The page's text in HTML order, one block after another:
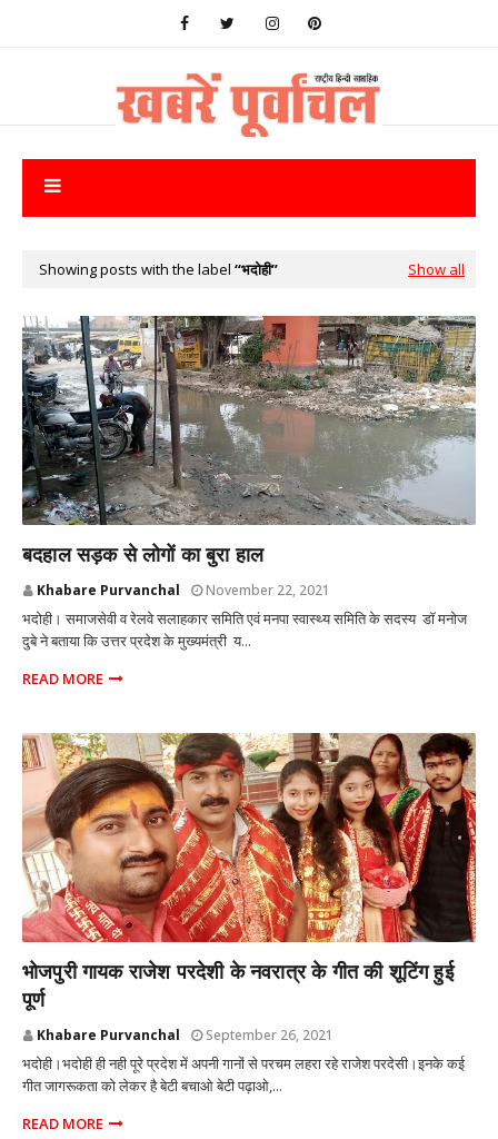
Showing posts with the label भदोही Show all
बदहाल सड़क से लोगों का बुरा हाल
Khabare Purvanchal November 22, 2021
भदोही। समाजसेवी व रेलवे सलाहकार समिति एवं मनपा स्वास्थ्य समिति के सदस्य डॉ मनोज
दुबे ने बताया कि उत्तर प्रदेश के मुख्यमंत्री य...
READ MORE
भोजपुरी गायक राजेश परदेशी के नवरात्र के गीत की शूटिंग हुई
पूर्ण
Khabare Purvanchal September 26, 2021
भदोही।भदोही ही नही पूरे प्रदेश में अपनी गानों से परचम लहरा रहे राजेश परदेसी।इनके कई
गीत जागरूकता को लेकर है बेटी बचाओ बेटी पढ़ाओ,...
READ MORE